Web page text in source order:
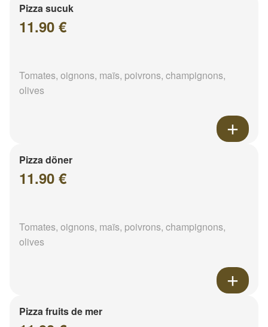
Pizza sucuk
11.90 €
Tomates, oignons, maïs, poivrons, champignons,
olives
Pizza döner
11.90 €
Tomates, oignons, maïs, poivrons, champignons,
olives
Pizza fruits de mer